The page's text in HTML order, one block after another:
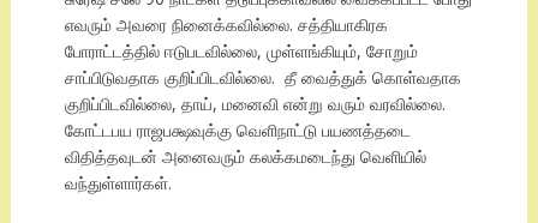
எவரும் அவரை நினைக்கவில்லை. சத்தியாகிரக
போராட்டத்தில் ஈடுபடவில்லை, முள்ளங்கியும், சோறும்
சாப்பிடுவதாக குறிப்பிடவில்லை. தீ வைத்துக் கொள்வதாக
குறிப்பிடவில்லை, தாய், மனைவி என்று வரும் வரவில்லை.
கோட்டபய ராஜபக்ஷவுக்கு வெளிநாட்டு பயணத்தடை
விதித்தவுடன் அனைவரும் கலக்கமடைந்து வெளியில்
வந்துள்ளார்கள்.